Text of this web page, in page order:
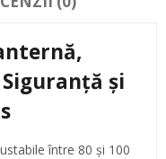
și
între 80 și 100